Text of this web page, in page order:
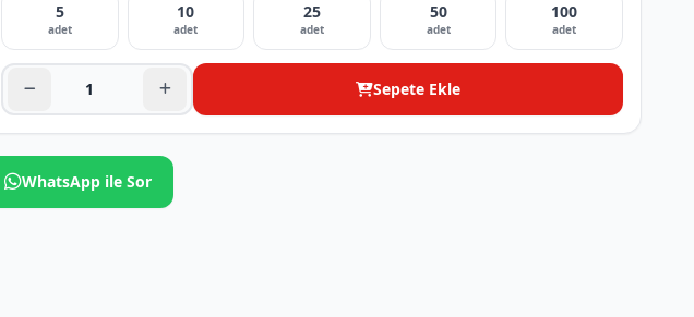
5
adet
10
adet
25
adet
50
adet
100
adet
Sepete Ekle
WhatsApp ile Sor